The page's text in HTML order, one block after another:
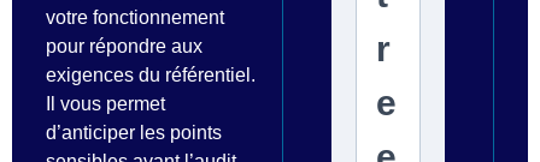
votre fonctionnement
pour répondre aux
exigences du référentiel.
Il vous permet
d’anticiper les points